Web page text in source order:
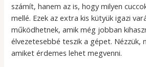
számít, hanem az is, hogy milyen
mellé. Ezek az extra kis kütyük igazi
működhetnek, amik még jobban
élvezetesebbé teszik a gépet. Nézzük,
amiket érdemes lehet megvenni.